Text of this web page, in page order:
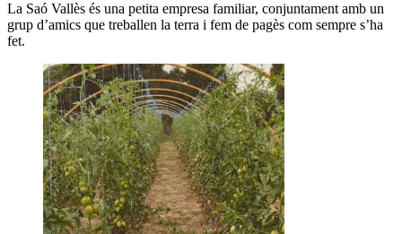
La Saó Vallès és una petita empresa familiar, conjuntament amb un
grup d’amics que treballen la terra i fem de pagès com sempre s’ha
fet.